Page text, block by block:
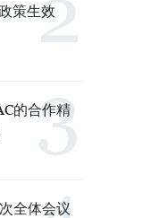
策生效
的合作精
全体会议